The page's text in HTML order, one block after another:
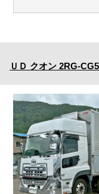
ＵＤ クオン 2RG-